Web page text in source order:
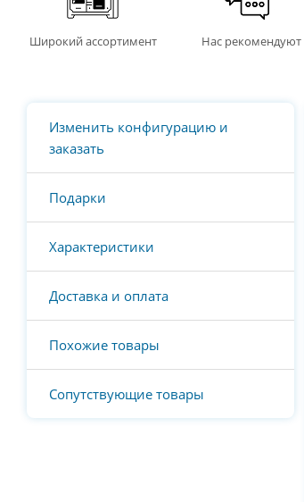
Широкий ассортимент Нас рекомендуют
Изменить конфигурацию и
заказать
Подарки
Характеристики
Доставка и оплата
Похожие товары
Сопутствующие товары